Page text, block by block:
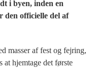
i byen, inden en
den officielle del af
masser af fest og fejring,
at hjemtage det første